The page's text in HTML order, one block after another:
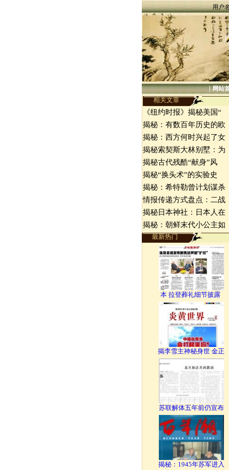
用户
|网站
相关文章
《纽约时报》揭秘美国“
揭秘：有数百年历史的欧
揭秘：西方何时兴起了女
揭秘索契斯大林别墅：为
揭秘古代残酷“献身”风
揭秘“换头术”的实验史
揭秘：希特勒曾计划谋杀
情报传递方式盘点：二战
揭秘日本神社：日本人在
揭秘：朝鲜末代小公主如
最新热门
本 拉登葬礼细节披露
揭李雪主神秘身世 金正
苏联解体五年前仍宣布
揭秘：1945年苏军进入